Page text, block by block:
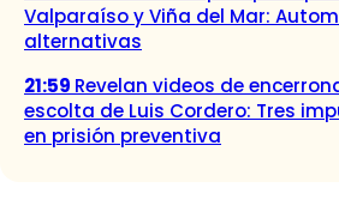
Valparaíso y Viña del Mar:
alternativas
21:59 Revelan videos de
escolta de Luis Cordero: Tres
en prisión preventiva